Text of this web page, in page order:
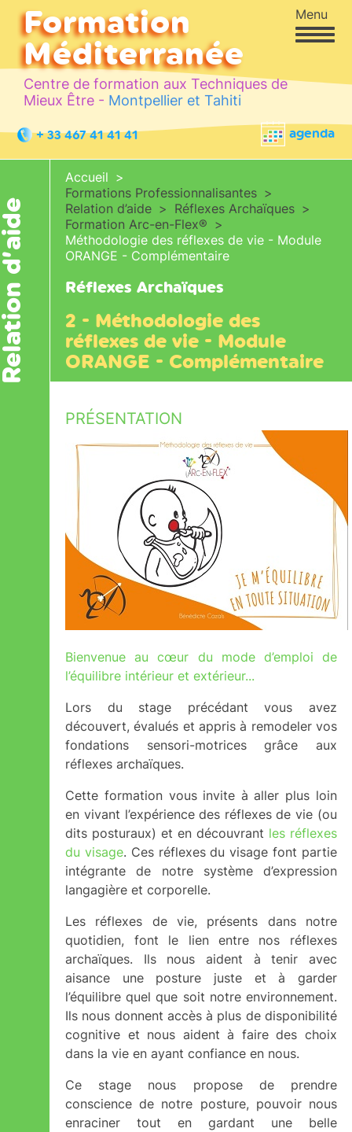
Formation
Méditerranée
Centre de formation aux Techniques de
Mieux Être - Montpellier et Tahiti
Menu
+ 33 467 41 41 41 agenda
d’aide
Accueil
Formations Professionnalisantes
Relation d’aide
Réflexes Archaïques
Formation Arc-en-Flex®
Méthodologie des réflexes de vie - Module
ORANGE - Complémentaire
Réflexes Archaïques
2 - Méthodologie des
réflexes de vie - Module
ORANGE - Complémentaire
PRÉSENTATION
Bienvenue au cœur du mode d’emploi de
l’équilibre intérieur et extérieur...
Lors du stage précédant vous avez
découvert, évalués et appris à remodeler vos
fondations sensori-motrices grâce aux
réflexes archaïques.
Cette formation vous invite à aller plus loin
en vivant l’expérience des réflexes de vie (ou
dits posturaux) et en découvrant les réflexes
du visage. Ces réflexes du visage font partie
intégrante de notre système d’expression
langagière et corporelle.
Les réflexes de vie, présents dans notre
quotidien, font le lien entre nos réflexes
archaïques. Ils nous aident à tenir avec
aisance une posture juste et à garder
l’équilibre quel que soit notre environnement.
Ils nous donnent accès à plus de disponibilité
cognitive et nous aident à faire des choix
dans la vie en ayant confiance en nous.
Ce stage nous propose de prendre
conscience de notre posture, pouvoir nous
enraciner tout en gardant une belle